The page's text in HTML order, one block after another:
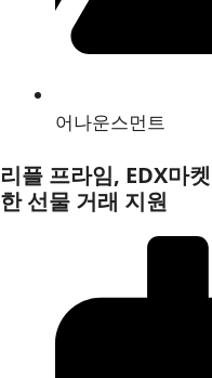
어나운스먼트
리플 프라임, EDX마
한 선물 거래 지원